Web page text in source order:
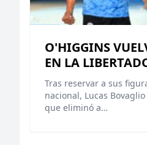
O'HIGGINS
EN LA
Tras reservar a sus
nacional, Lucas
que eliminó a…